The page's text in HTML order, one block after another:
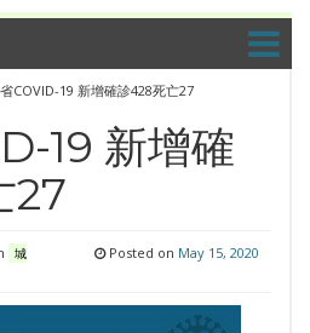
COVID-19 新增確診428死亡27
19 新增確
27
城
Posted on May 15, 2020